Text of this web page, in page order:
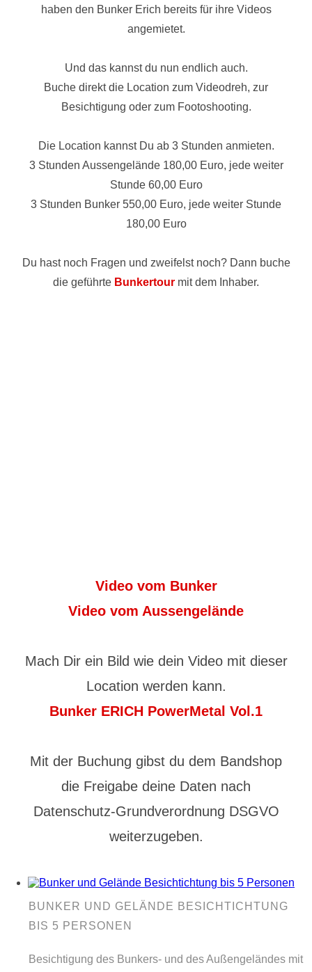
haben den Bunker Erich bereits für ihre Videos
angemietet.
Und das kannst du nun endlich auch.
Buche direkt die Location zum Videodreh, zur
Besichtigung oder zum Footoshooting.
Die Location kannst Du ab 3 Stunden anmieten.
3 Stunden Aussengelände 180,00 Euro, jede weiter
Stunde 60,00 Euro
3 Stunden Bunker 550,00 Euro, jede weiter Stunde
180,00 Euro
Du hast noch Fragen und zweifelst noch? Dann buche
die geführte Bunkertour mit dem Inhaber.
Video vom Bunker
Video vom Aussengelände
Mach Dir ein Bild wie dein Video mit dieser
Location werden kann.
Bunker ERICH PowerMetal Vol.1
Mit der Buchung gibst du dem Bandshop
die Freigabe deine Daten nach
Datenschutz-Grundverordnung DSGVO
weiterzugeben.
BUNKER UND GELÄNDE BESICHTICHTUNG
BIS 5 PERSONEN
Besichtigung des Bunkers- und des Außengeländes mit